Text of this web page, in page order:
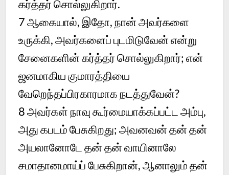
கர்த்தர் சொல்லுகிறார்.
7 ஆகையால், இதோ, நான் அவர்களை
உருக்கி, அவர்களைப் புடமிடுவேன் என்று
சேனைகளின் கர்த்தர் சொல்லுகிறார்; என்
ஜனமாகிய குமாரத்தியை
வேறெந்தப்பிரகாரமாக நடத்துவேன்?
8 அவர்கள் நாவு கூர்மையாக்கப்பட்ட அம்பு,
அது கபடம் பேசுகிறது; அவனவன் தன் தன்
அயலானோடே தன் தன் வாயினாலே
சமாதானமாய்ப் பேசுகிறான், ஆனாலும் தன்